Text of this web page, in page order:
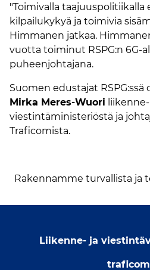
"Toimivalla taajuuspolitiikalla
kilpailukykyä ja toimivia
Himmanen jatkaa.
vuotta toiminut RSPG:n 6G-
puheenjohtajana.
Suomen edustajat
Mirka Meres-Wuori
viestintäministeriöstä ja
Traficomista.
Rakennamme turvallista ja
Liikenne- ja